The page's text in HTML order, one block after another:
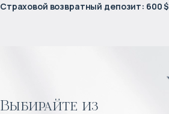
Страховой возвратный депозит: 600 $
Выбирайте из